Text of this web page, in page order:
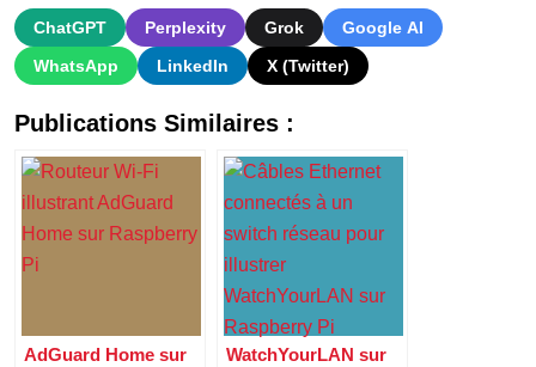
ChatGPT Perplexity Grok
Google AI
WhatsApp
LinkedIn X (Twitter)
Publications Similaires :
AdGuard Home sur
WatchYourLAN sur